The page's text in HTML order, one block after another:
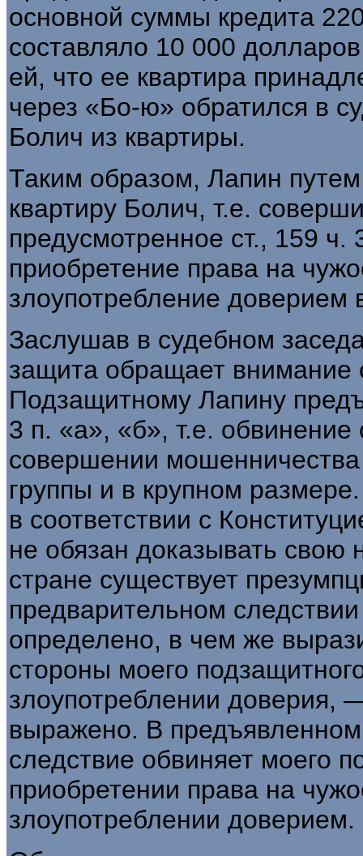
основной суммы кредита
составляло 10 000
ей, что ее квартира
через «Бо-ю» обратился в
Болич из квартиры.
Таким образом, Лапин
квартиру Болич, т.е.
предусмотренное ст., 159
приобретение права на
злоупотребление доверием
Заслушав в судебном
защита обращает
Подзащитному Лапину
3 п. «а», «б», т.е.
совершении мошенничества
группы и в крупном
в соответствии с
не обязан доказывать свою
стране существует
предварительном
определено, в чем же
стороны моего
злоупотреблении доверия,
выражено. В
следствие обвиняет моего
приобретении права на
злоупотреблении доверием.